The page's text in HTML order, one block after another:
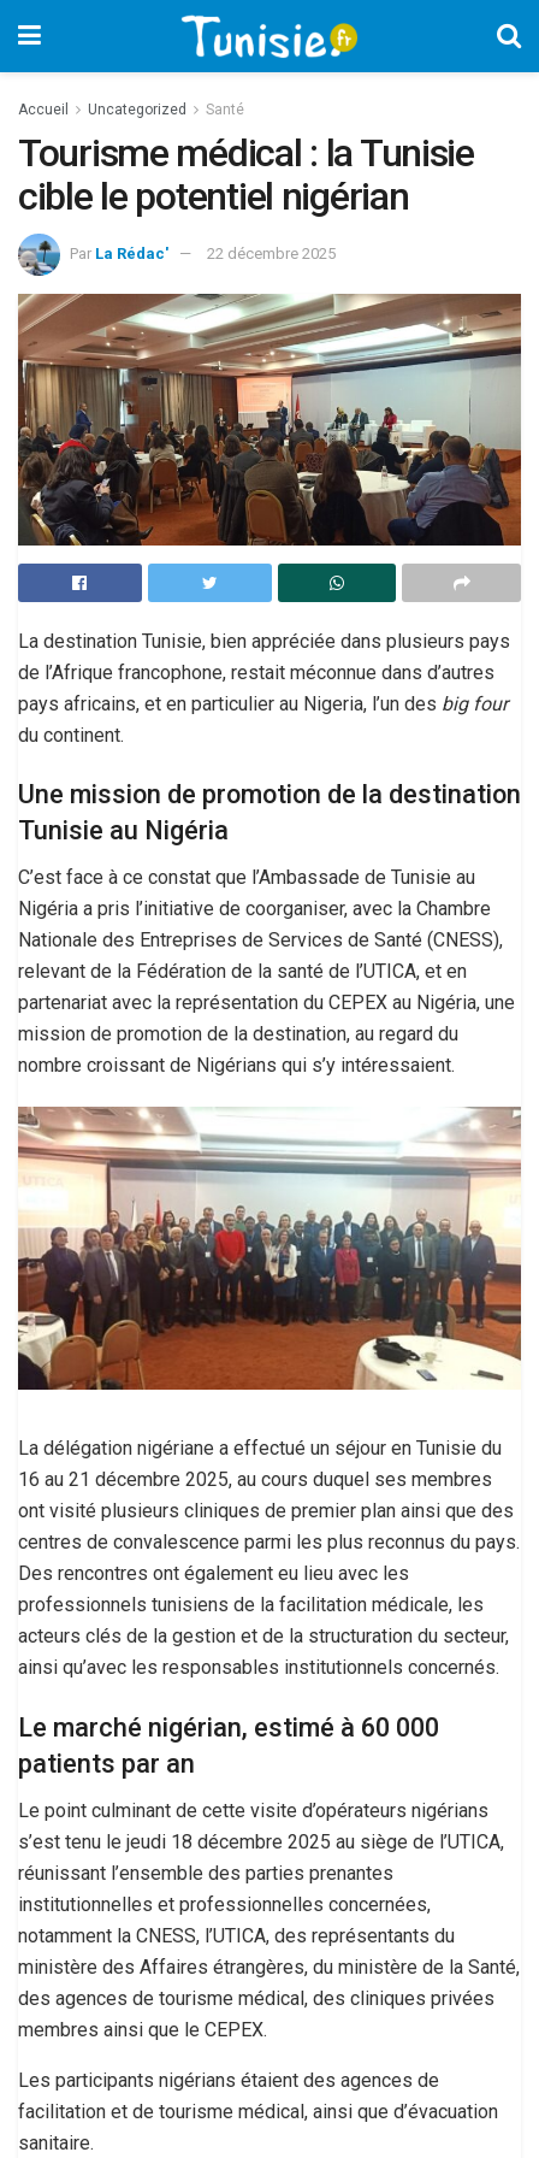
Accueil Uncategorized Santé
Tourisme médical : la Tunisie
cible le potentiel nigérian
Par La Rédac' 22 décembre 2025
La destination Tunisie, bien appréciée dans plusieurs pays
de l’Afrique francophone, restait méconnue dans d’autres
pays africains, et en particulier au Nigeria, l’un des big four
du continent.
Une mission de promotion de la destination
Tunisie au Nigéria
C’est face à ce constat que l’Ambassade de Tunisie au
Nigéria a pris l’initiative de coorganiser, avec la Chambre
Nationale des Entreprises de Services de Santé (CNESS),
relevant de la Fédération de la santé de l’UTICA, et en
partenariat avec la représentation du CEPEX au Nigéria, une
mission de promotion de la destination, au regard du
nombre croissant de Nigérians qui s’y intéressaient.
La délégation nigériane a effectué un séjour en Tunisie du
16 au 21 décembre 2025, au cours duquel ses membres
ont visité plusieurs cliniques de premier plan ainsi que des
centres de convalescence parmi les plus reconnus du pays.
Des rencontres ont également eu lieu avec les
professionnels tunisiens de la facilitation médicale, les
acteurs clés de la gestion et de la structuration du secteur,
ainsi qu’avec les responsables institutionnels concernés.
Le marché nigérian, estimé à 60 000
patients par an
Le point culminant de cette visite d’opérateurs nigérians
s’est tenu le jeudi 18 décembre 2025 au siège de l’UTICA,
réunissant l’ensemble des parties prenantes
institutionnelles et professionnelles concernées,
notamment la CNESS, l’UTICA, des représentants du
ministère des Affaires étrangères, du ministère de la Santé,
des agences de tourisme médical, des cliniques privées
membres ainsi que le CEPEX.
Les participants nigérians étaient des agences de
facilitation et de tourisme médical, ainsi que d’évacuation
sanitaire.